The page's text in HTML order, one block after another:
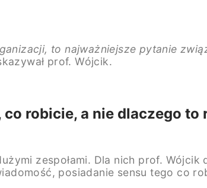
to najważniejsze pytanie
prof. Wójcik.
robicie, a nie dlaczego
zespołami. Dla nich prof.
posiadanie sensu tego co